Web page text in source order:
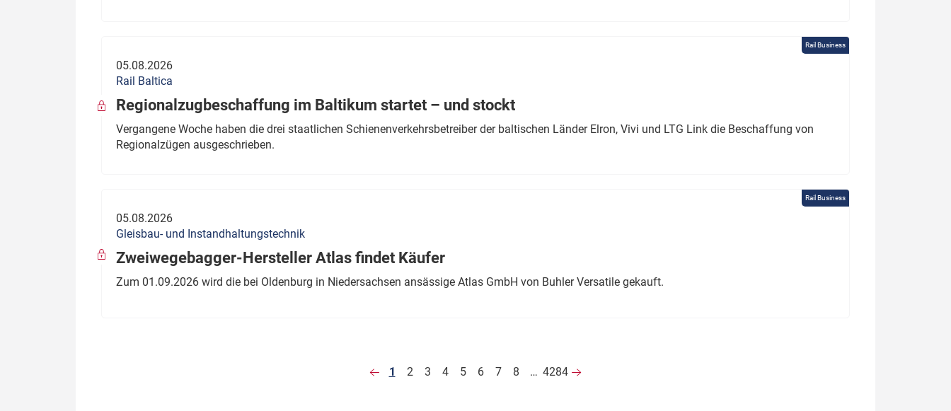
Rail Business
05.08.2026
Rail Baltica
Regionalzugbeschaffung im Baltikum startet – und stockt
Vergangene Woche haben die drei staatlichen Schienenverkehrsbetreiber der baltischen Länder Elron, Vivi und LTG Link die Beschaffung von
Regionalzügen ausgeschrieben.
Rail Business
05.08.2026
Gleisbau- und Instandhaltungstechnik
Zweiwegebagger-Hersteller Atlas findet Käufer
Zum 01.09.2026 wird die bei Oldenburg in Niedersachsen ansässige Atlas GmbH von Buhler Versatile gekauft.
1 2 3 4 5 6 7 8 … 4284